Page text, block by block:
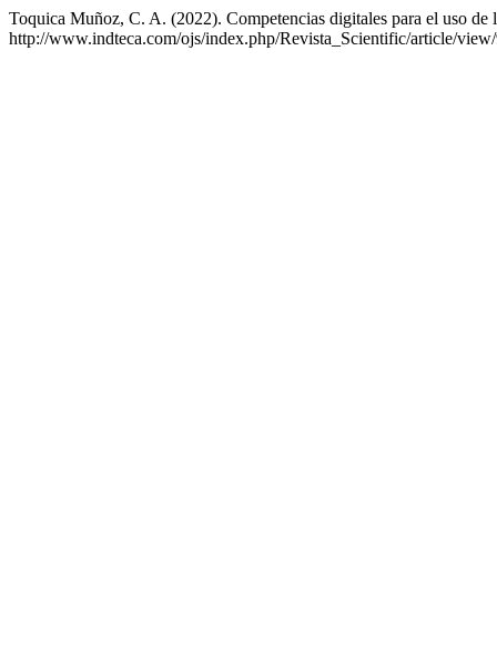
Toquica Muñoz, C. A. (2022). Competencias digitales para el uso de
http://www.indteca.com/ojs/index.php/Revista_Scientific/article/